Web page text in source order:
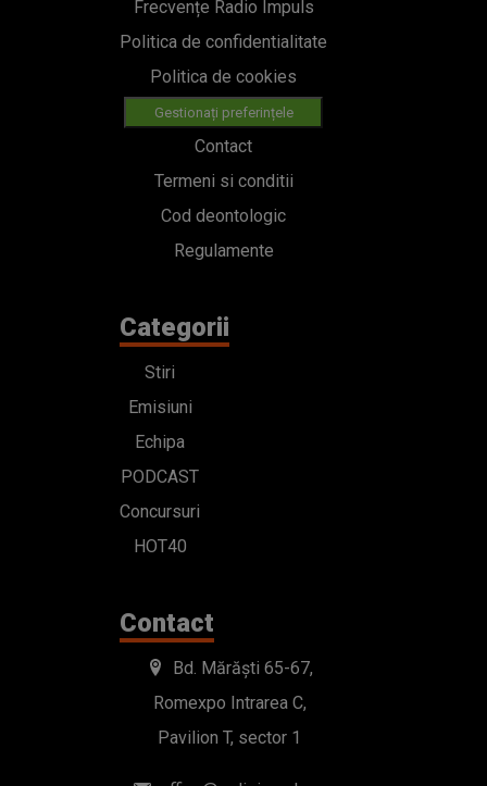
Frecvențe Radio Impuls
Politica de confidentialitate
Politica de cookies
Gestionați preferințele
Contact
Termeni si conditii
Cod deontologic
Regulamente
Categorii
Stiri
Emisiuni
Echipa
PODCAST
Concursuri
HOT40
Contact
Bd. Mărăști 65-67,
Romexpo Intrarea C,
Pavilion T, sector 1